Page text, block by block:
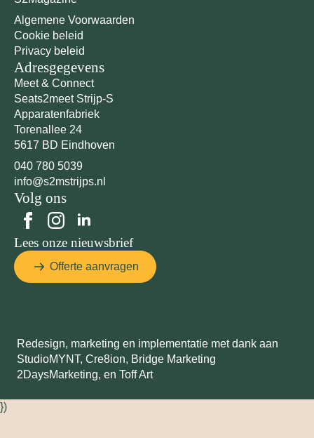
Algemene Voorwaarden
Cookie beleid
Privacy beleid
Adresgegevens
Meet & Connect
Seats2meet Strijp-S
Apparatenfabriek
Torenallee 24
5617 BD Eindhoven
040 780 5039
info@s2mstrijps.nl
Volg ons
Lees onze nieuwsbrief
Offerte aanvragen
Redesign, marketing en implementatie met dank aan
StudioMYNT, Cre8ion, Bridge Marketing
2DaysMarketing, en Toff Art
})